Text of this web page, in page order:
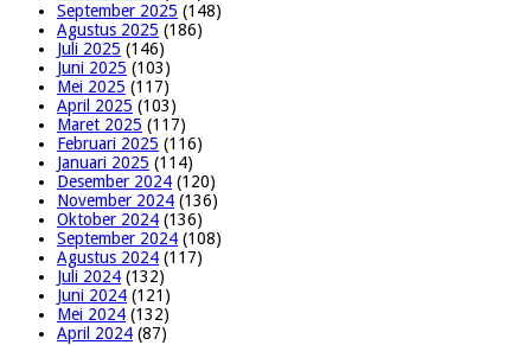
September 2025 (148)
Agustus 2025 (186)
Juli 2025 (146)
Juni 2025 (103)
Mei 2025 (117)
April 2025 (103)
Maret 2025 (117)
Februari 2025 (116)
Januari 2025 (114)
Desember 2024 (120)
November 2024 (136)
Oktober 2024 (136)
September 2024 (108)
Agustus 2024 (117)
Juli 2024 (132)
Juni 2024 (121)
Mei 2024 (132)
April 2024 (87)